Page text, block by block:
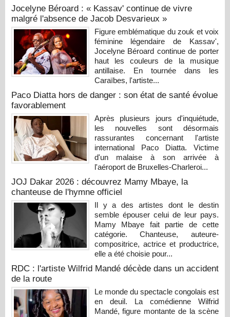
Jocelyne Béroard : « Kassav' continue de vivre
malgré l'absence de Jacob Desvarieux »
Figure emblématique du zouk et voix
féminine légendaire de Kassav',
Jocelyne Béroard continue de porter
haut les couleurs de la musique
antillaise. En tournée dans les
Caraïbes, l'artiste...
Paco Diatta hors de danger : son état de santé évolue
favorablement
Après plusieurs jours d'inquiétude,
les nouvelles sont désormais
rassurantes concernant l'artiste
international Paco Diatta. Victime
d'un malaise à son arrivée à
l'aéroport de Bruxelles-Charleroi...
JOJ Dakar 2026 : découvrez Mamy Mbaye, la
chanteuse de l'hymne officiel
Il y a des artistes dont le destin
semble épouser celui de leur pays.
Mamy Mbaye fait partie de cette
catégorie. Chanteuse, auteure-
compositrice, actrice et productrice,
elle a été choisie pour...
RDC : l'artiste Wilfrid Mandé décède dans un accident
de la route
Le monde du spectacle congolais est
en deuil. La comédienne Wilfrid
Mandé, figure montante de la scène